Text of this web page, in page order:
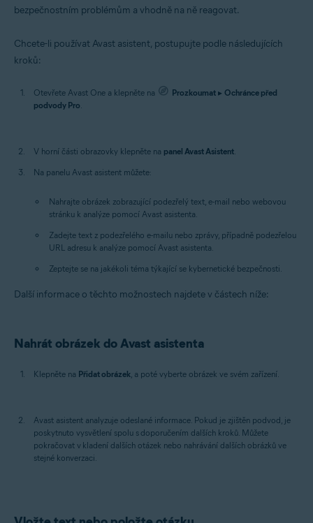
bezpečnostním problémům a vhodně na ně reagovat.
Chcete-li používat Avast asistent, postupujte podle následujících
kroků:
Otevřete Avast One a klepněte na Prozkoumat ▸ Ochránce před
podvody Pro.
V horní části obrazovky klepněte na panel Avast Asistent.
Na panelu Avast asistent můžete:
Nahrajte obrázek zobrazující podezřelý text, e-mail nebo webovou
stránku k analýze pomocí Avast asistenta.
Zadejte text z podezřelého e-mailu nebo zprávy, případně podezřelou
URL adresu k analýze pomocí Avast asistenta.
Zeptejte se na jakékoli téma týkající se kybernetické bezpečnosti.
Další informace o těchto možnostech najdete v částech níže:
Nahrát obrázek do Avast asistenta
Klepněte na Přidat obrázek, a poté vyberte obrázek ve svém zařízení.
Avast asistent analyzuje odeslané informace. Pokud je zjištěn podvod, je
poskytnuto vysvětlení spolu s doporučením dalších kroků. Můžete
pokračovat v kladení dalších otázek nebo nahrávání dalších obrázků ve
stejné konverzaci.